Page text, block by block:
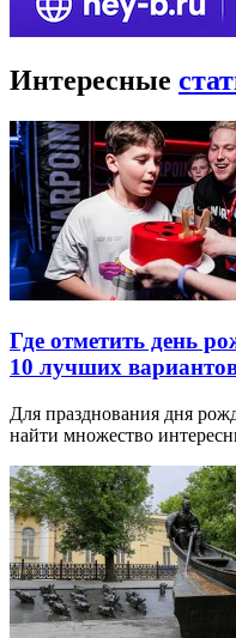
Интересные
Где отметить день
10 лучших
Для празднования дня
найти множество